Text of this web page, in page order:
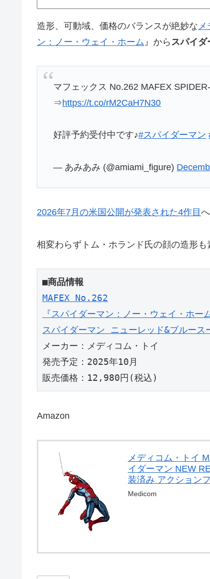
造形、可動域、価格のバランスが絶妙な
ン：ノー・ウェイ・ホーム 』から スパイ
マフェックス No.262 MAFEX
⇒https://t.co/rM2CaH7N30
好評予約受付中です♪#スパイダーマン
— あみあみ (@amiami_figure)
2026年7月の米国公開が発表された4作目
相変わらずトム・ホランド氏の顔の造形も
■商品情報
MAFEX No.262
『スパイダーマン：ノー・ウェイ・ホーム
スパイダーマン ニューレッド&ブルース
メーカー：メディコム・トイ
発売予定：2025年10月
販売価格：12,980円(税込)
Amazon
メディコム・トイ
イダーマン NEW
装済み アクション
Medicom